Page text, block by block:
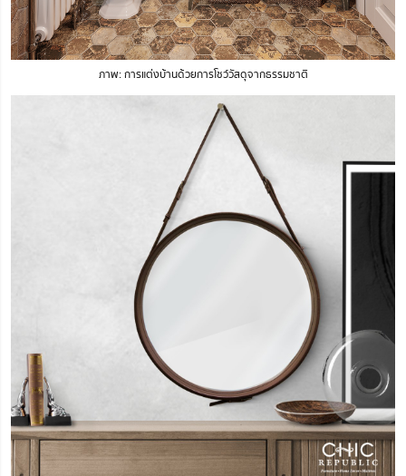
ภาพ: การแต่งบ้านด้วยการโชว์วัสดุจากธรรมชาติ